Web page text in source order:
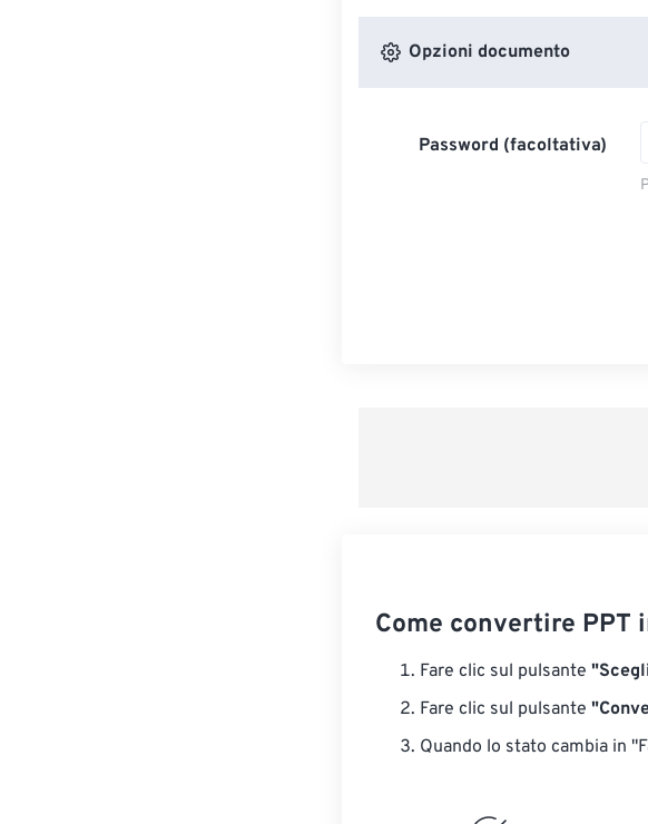
Opzioni documento
Password (facoltativa)
Come convertire PPT
Fare clic sul pulsante
Fare clic sul pulsante
Quando lo stato cambia in